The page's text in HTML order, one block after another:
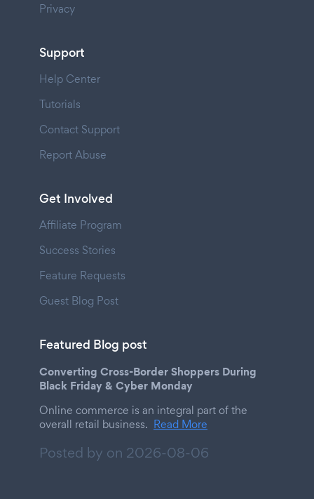
Privacy
Support
Help Center
Tutorials
Contact Support
Report Abuse
Get Involved
Affiliate Program
Success Stories
Feature Requests
Guest Blog Post
Featured Blog post
Converting Cross-Border Shoppers During
Black Friday & Cyber Monday
Online commerce is an integral part of the
overall retail business. Read More
Posted by on 2026-08-06